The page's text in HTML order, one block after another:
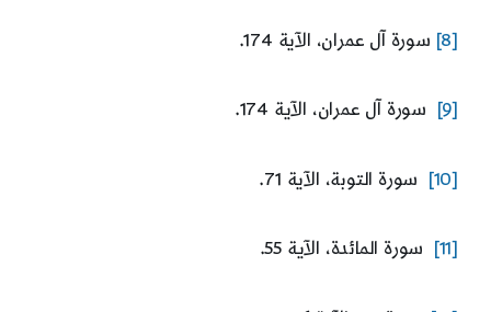
[8] سورة آل عمران، الآية 174.
[9] سورة آل عمران، الآية 174.
[10] سورة التوبة، الآية 71.
[11] سورة المائدة، الآية 55.